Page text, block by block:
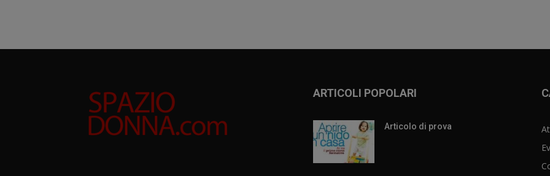
ARTICOLI POPOLARI
Articolo di prova